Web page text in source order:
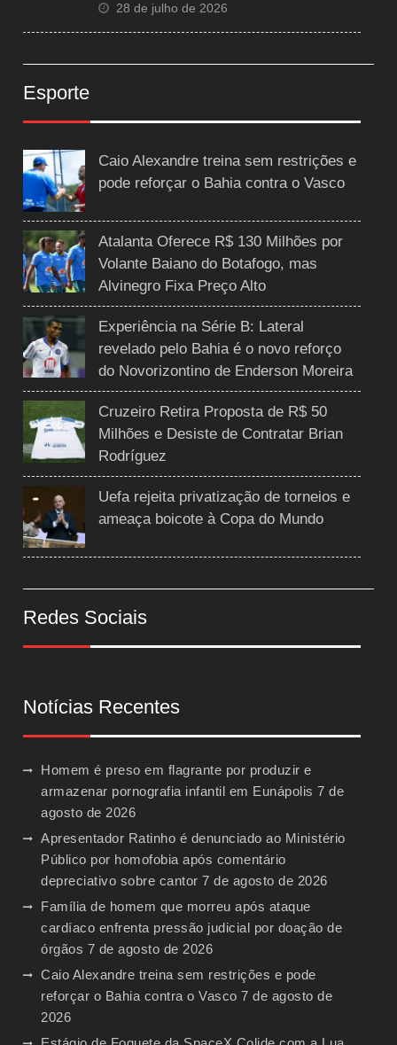
28 de julho de 2026
Esporte
Caio Alexandre treina sem restrições e
pode reforçar o Bahia contra o Vasco
Atalanta Oferece R$ 130 Milhões por
Volante Baiano do Botafogo, mas
Alvinegro Fixa Preço Alto
Experiência na Série B: Lateral
revelado pelo Bahia é o novo reforço
do Novorizontino de Enderson Moreira
Cruzeiro Retira Proposta de R$ 50
Milhões e Desiste de Contratar Brian
Rodríguez
Uefa rejeita privatização de torneios e
ameaça boicote à Copa do Mundo
Redes Sociais
Notícias Recentes
Homem é preso em flagrante por produzir e
armazenar pornografia infantil em Eunápolis 7 de
agosto de 2026
Apresentador Ratinho é denunciado ao Ministério
Público por homofobia após comentário
depreciativo sobre cantor 7 de agosto de 2026
Família de homem que morreu após ataque
cardíaco enfrenta pressão judicial por doação de
órgãos 7 de agosto de 2026
Caio Alexandre treina sem restrições e pode
reforçar o Bahia contra o Vasco 7 de agosto de
2026